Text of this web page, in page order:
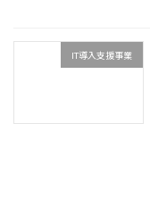
IT導入支援事業